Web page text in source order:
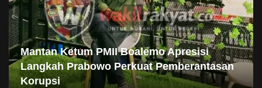
Mantan Ketum PMII Boalemo Apresisi
Langkah Prabowo Perkuat Pemberantasan
Korupsi